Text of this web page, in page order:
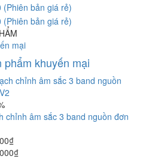
mại
phẩm khuyến mại
chỉnh âm sắc 3 band nguồn đơn